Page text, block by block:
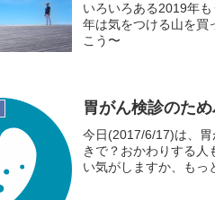
いろいろある2019年
年は気をつける山を買
こう〜
胃がん検診のた
今日(2017/6/17)は、
きで？おかわりする人
い気がしますか、もっ